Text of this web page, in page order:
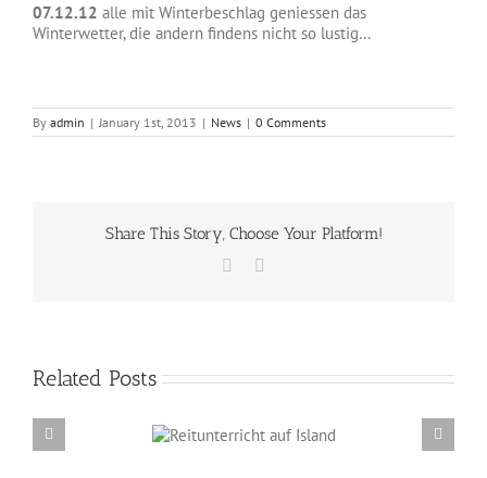
07.12.12 alle mit Winterbeschlag geniessen das
Winterwetter, die andern findens nicht so lustig…
By admin | January 1st, 2013 | News | 0 Comments
Share This Story, Choose Your Platform!
Facebook
Related Posts
auf
Erzählabende mit Eve Barmettler und Ewald